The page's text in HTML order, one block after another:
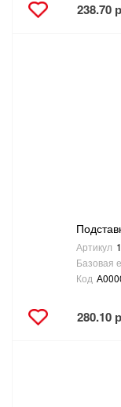
238.70
Артикул
Базовая
Код
280.10